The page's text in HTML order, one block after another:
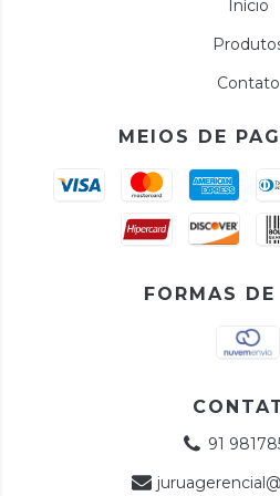
Início
Contato
MEIOS DE
FORMAS
91